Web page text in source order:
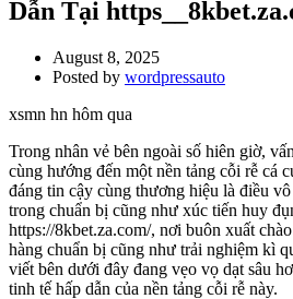
Dẫn Tại
August 8, 2025
Posted by wordpressauto
xsmn hn hôm qua
Trong nhân vẻ bên ngoài số hiên giờ,
cùng hướng đến một nền tảng cỗi rễ cá
đáng tin cậy cùng thương hiệu là điều
trong chuẩn bị cũng như xúc tiến huy
https://8kbet.za.com/, nơi buôn xuất
hàng chuẩn bị cũng như trải nghiệm kì
viết bên dưới đây đang vẹo vọ dạt sâu
tinh tế hấp dẫn của nền tảng cỗi rễ này.